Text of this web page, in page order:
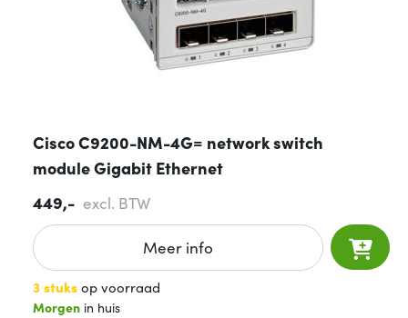
Cisco C9200-NM-4G= network switch
module Gigabit Ethernet
449,- excl. BTW
Meer info
3 stuksop voorraad
Morgen in huis